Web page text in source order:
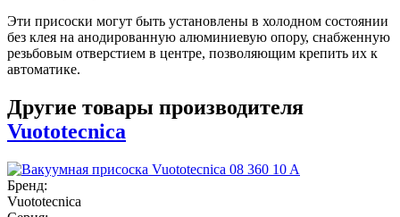
Эти присоски могут быть установлены в холодном состоянии
без клея на анодированную алюминиевую опору, снабженную
резьбовым отверстием в центре, позволяющим крепить их к
автоматике.
Другие товары производителя
Vuototecnica
Бренд:
Vuototecnica